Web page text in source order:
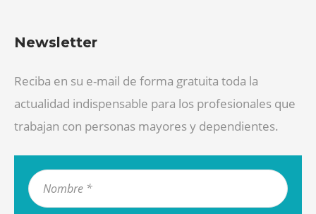
Newsletter
Reciba en su e-mail de forma gratuita toda la
actualidad indispensable para los profesionales que
trabajan con personas mayores y dependientes.